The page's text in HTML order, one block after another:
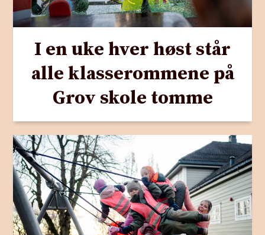
I en uke hver høst står
alle klasserommene på
Grov skole tomme